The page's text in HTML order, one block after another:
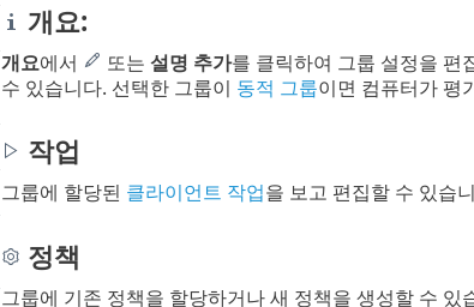
개요:
개요에서 또는 설명 추가를 클릭하여 그룹 설정을 편
수 있습니다. 선택한 그룹이 동적 그룹이면 컴퓨터가 평
작업
그룹에 할당된 클라이언트 작업을 보고 편집할 수 있습
정책
그룹에 기존 정책을 할당하거나 새 정책을 생성할 수 있